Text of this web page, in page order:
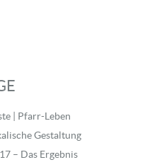
| Pfarr-Leben
Gestaltung
– Das Ergebnis